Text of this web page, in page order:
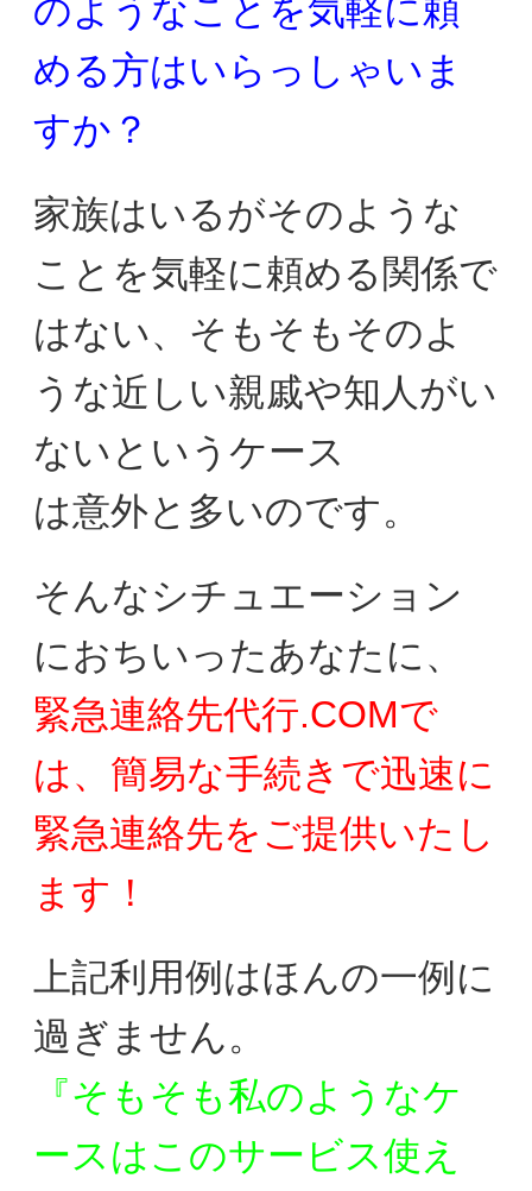
のようなことを気軽に頼
める方はいらっしゃいま
すか？
家族はいるがそのような
ことを気軽に頼める関係で
はない、 そもそもそのよ
うな近しい親戚や知人がい
ないというケース
は意外と多いのです。
そんなシチュエーション
におちいったあなたに、
緊急連絡先代行.COMで
は、簡易な手続きで迅速に
緊急連絡先をご提供いたし
ます！
上記利用例はほんの一例に
過ぎません。
『そもそも私のようなケ
ースはこのサービス使え